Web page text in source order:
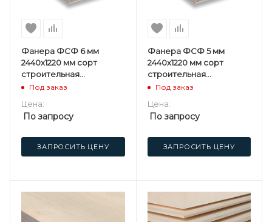
Фанера ФСФ 6 мм
2440х1220 мм сорт
строительная
нешлифованная
Под заказ
Цена:
По запросу
ЗАПРОСИТЬ ЦЕНУ
Фанера ФСФ 5 мм
2440х1220 мм сорт
строительная
нешлифованная
Под заказ
Цена:
По запросу
ЗАПРОСИТЬ ЦЕНУ